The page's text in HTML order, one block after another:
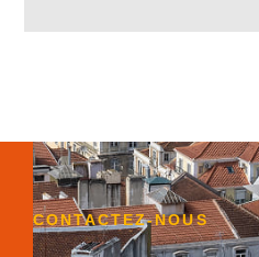
CONTACTEZ-NOUS